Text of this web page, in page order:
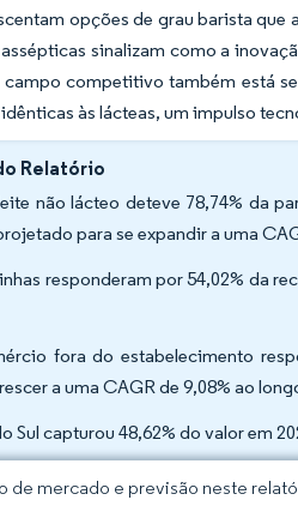
opções de grau barista
sinalizam como a
competitivo também está
às lácteas, um impulso
Relatório
não lácteo deteve 78,74% da
para se expandir a uma
responderam por 54,02% da
fora do estabelecimento
a uma CAGR de 9,08% ao
Sul capturou 48,62% do valor em
de mercado e previsão neste